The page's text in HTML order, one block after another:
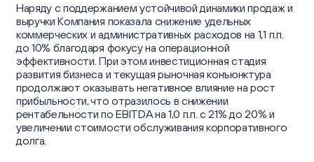
Наряду с поддержанием устойчивой динамики продаж и
выручки Компания показала снижение удельных
коммерческих и административных расходов на 1,1 п.п.
до 10% благодаря фокусу на операционной
эффективности. При этом инвестиционная стадия
развития бизнеса и текущая рыночная конъюнктура
продолжают оказывать негативное влияние на рост
прибыльности, что отразилось в снижении
рентабельности по EBITDA на 1,0 п.п. с 21% до 20% и
увеличении стоимости обслуживания корпоративного
долга.